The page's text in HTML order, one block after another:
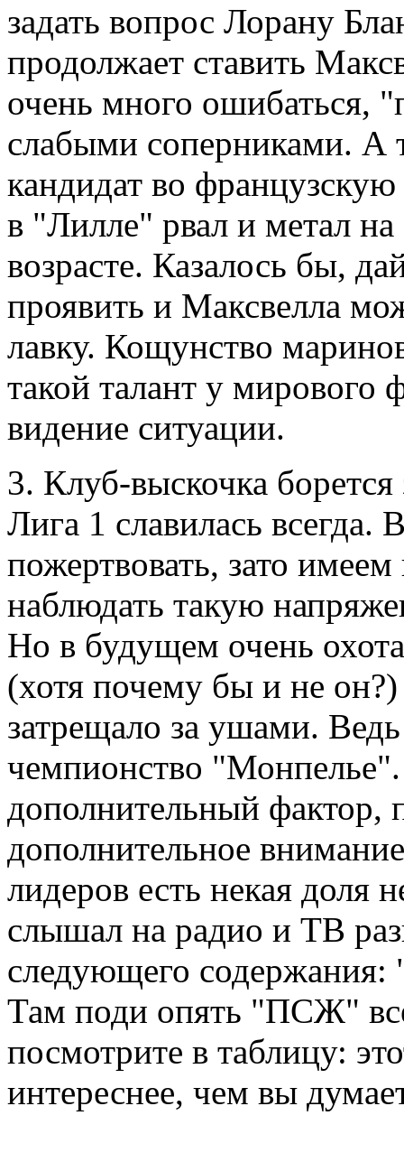
задать вопрос Лорану
продолжает ставить
очень много ошибаться,
слабыми соперниками. А
кандидат во
в "Лилле" рвал и метал
возрасте. Казалось бы,
проявить и Максвелла
лавку. Кощунство
такой талант у мирового
видение ситуации.
3. Клуб-выскочка
Лига 1 славилась
пожертвовать, зато
наблюдать такую
Но в будущем очень
(хотя почему бы и не он?)
затрещало за ушами.
чемпионство
дополнительный фактор,
дополнительное
лидеров есть некая доля
слышал на радио и ТВ
следующего
Там поди опять "ПСЖ"
посмотрите в таблицу:
интереснее, чем вы